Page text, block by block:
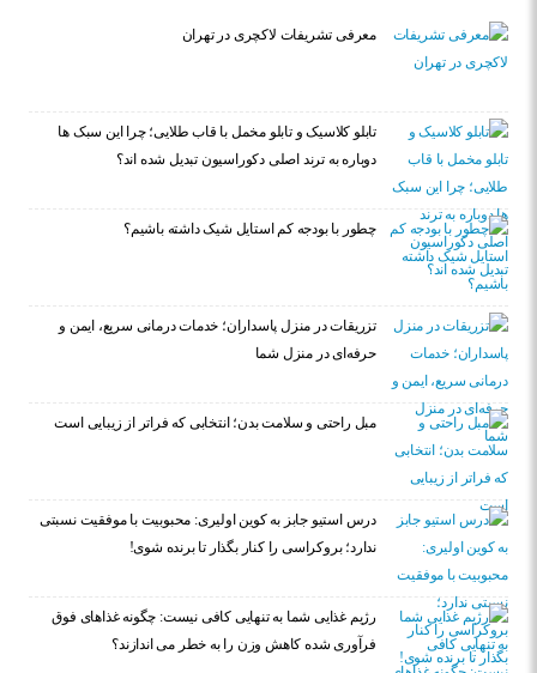
معرفی تشریفات لاکچری در تهران
تابلو کلاسیک و تابلو مخمل با قاب طلایی؛ چرا این سبک ها
دوباره به ترند اصلی دکوراسیون تبدیل شده اند؟
چطور با بودجه کم استایل شیک داشته باشیم؟
تزریقات در منزل پاسداران؛ خدمات درمانی سریع، ایمن و
حرفه‌ای در منزل شما
مبل راحتی و سلامت بدن؛ انتخابی که فراتر از زیبایی است
درس استیو جابز به کوین اولیری: محبوبیت با موفقیت نسبتی
ندارد؛ بروکراسی را کنار بگذار تا برنده شوی!
رژیم غذایی شما به تنهایی کافی نیست: چگونه غذاهای فوق
فرآوری شده کاهش وزن را به خطر می اندازند؟